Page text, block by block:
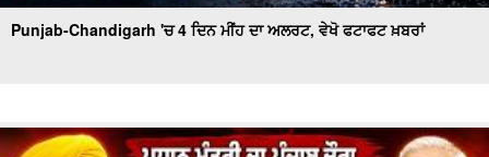
Punjab-Chandigarh 'ਚ 4 ਦਿਨ ਮੀਂਹ ਦਾ ਅਲਰਟ, ਵੇਖੋ ਫਟਾਫਟ ਖ਼ਬਰਾਂ